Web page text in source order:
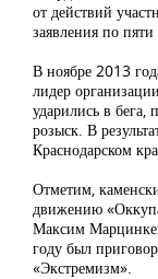
от действий
заявления по
В ноябре 2013
лидер
ударились в бега,
розыск. В
Краснодарском
Отметим,
движению
Максим
году был
«Экстремизм».